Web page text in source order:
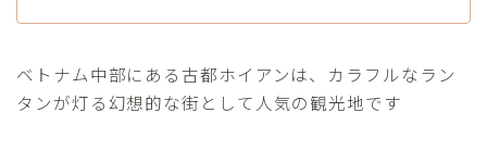
ベトナム中部にある古都ホイアンは、カラフルなラン
タンが灯る幻想的な街として人気の観光地です